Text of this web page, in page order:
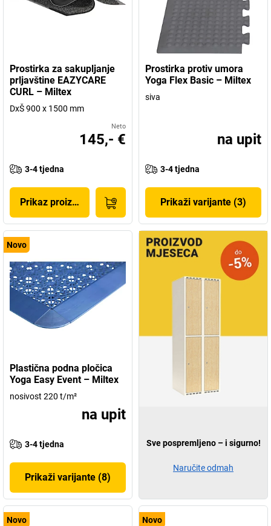
Prostirka za sakupljanje
prljavštine EAZYCARE
CURL – Miltex
DxŠ 900 x 1500 mm
Neto
145,- €
3-4 tjedna
Prikaz proizvoda
Prostirka protiv umora
Yoga Flex Basic – Miltex
siva
na upit
3-4 tjedna
Prikaži varijante (3)
Novo
Plastična podna pločica
Yoga Easy Event – Miltex
nosivost 220 t/m²
na upit
3-4 tjedna
Prikaži varijante (8)
Novo Novo
Sve pospremljeno – i sigurno!
Naručite odmah